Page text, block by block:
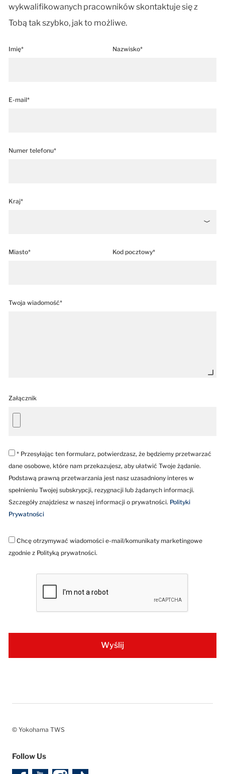
wykwalifikowanych pracowników skontaktuje się z
Tobą tak szybko, jak to możliwe.
Imię* Nazwisko*
E-mail*
Numer telefonu*
Kraj*
Miasto* Kod pocztowy*
Twoja wiadomość*
Załącznik
* Przesyłając ten formularz, potwierdzasz, że będziemy przetwarzać
dane osobowe, które nam przekazujesz, aby ułatwić Twoje żądanie.
Podstawą prawną przetwarzania jest nasz uzasadniony interes w
spełnieniu Twojej subskrypcji, rezygnacji lub żądanych informacji.
Szczegóły znajdziesz w naszej informacji o prywatności. Polityki
Prywatności
Chcę otrzymywać wiadomości e-mail/komunikaty marketingowe
zgodnie z Polityką prywatności.
© Yokohama TWS
Follow Us